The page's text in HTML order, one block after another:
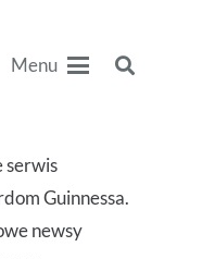
Menu
serwis
Guinnessa.
newsy